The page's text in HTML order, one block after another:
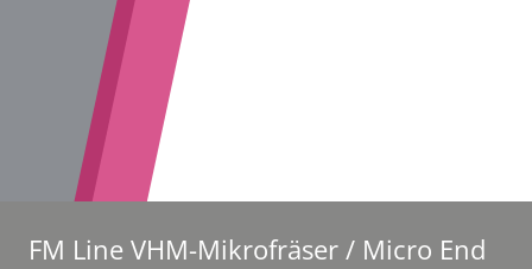
FM Line VHM-Mikrofräser / Micro End